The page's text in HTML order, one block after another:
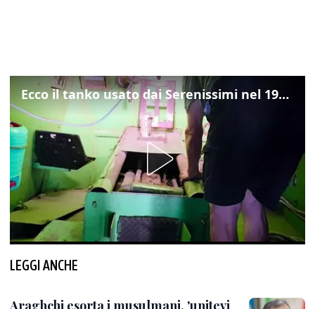
Ecco il tanko usato dai Serenissimi nel 1997 per il blitz a San Marco
LEGGI ANCHE
Araghchi esorta i musulmani, 'unitevi